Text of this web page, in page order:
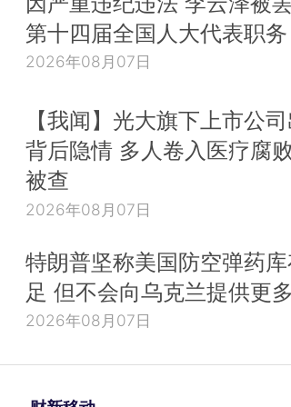
第十四届全国人大代表职务
2026年08月07日
【我闻】光大旗下上市公
背后隐情 多人卷入医疗腐
被查
2026年08月07日
特朗普坚称美国防空弹药
足 但不会向乌克兰提供更多
2026年08月07日